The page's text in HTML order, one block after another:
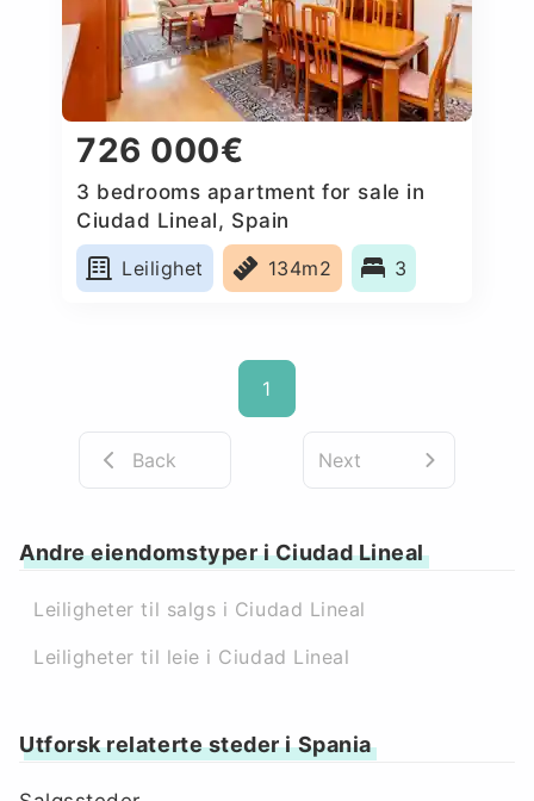
726 000€
3 bedrooms apartment for sale in
Ciudad Lineal, Spain
Leilighet
134m2 3
1
Back Next
Andre eiendomstyper i Ciudad Lineal
Leiligheter til salgs i Ciudad Lineal
Leiligheter til leie i Ciudad Lineal
Utforsk relaterte steder i Spania